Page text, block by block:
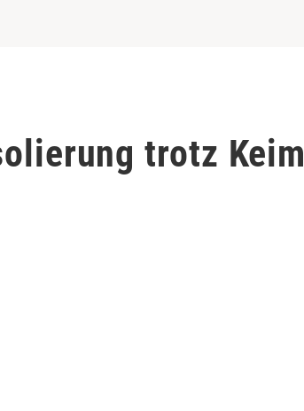
trotz Keim